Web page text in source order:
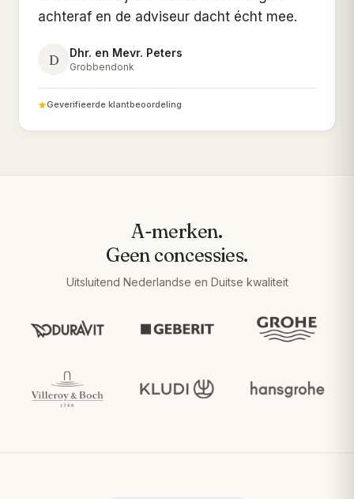
achteraf en de adviseur dacht écht mee.
D Dhr. en Mevr. Peters
Grobbendonk
Geverifieerde klantbeoordeling
A-merken.
Geen concessies.
Uitsluitend Nederlandse en Duitse kwaliteit